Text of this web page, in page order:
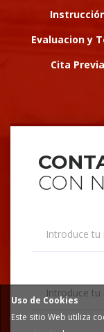
Evaluacion y
Cita Previa
CON
Introduce tu
Introduce tu
Uso de Cookies
Este sitio Web utiliza